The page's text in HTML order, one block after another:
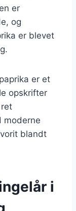
er
og
er blevet
er et
opskrifter
moderne
blandt
i